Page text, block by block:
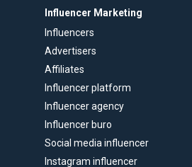
Influencer Marketing
Influencers
Advertisers
Affiliates
Influencer platform
Influencer agency
Influencer buro
Social media influencer
Instagram influencer